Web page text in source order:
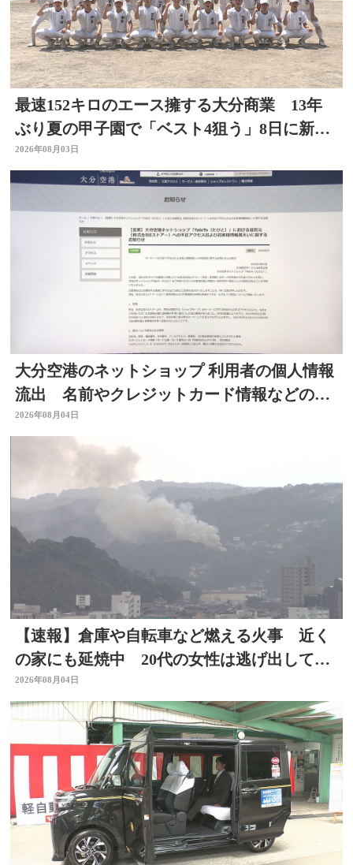
最速152キロのエース擁する大分商業 13年
ぶり夏の甲子園で「ベスト4狙う」8日に新潟
代表と対戦
2026年08月03日
大分空港のネットショップ 利用者の個人情報
流出 名前やクレジットカード情報などの可
能性 大分
2026年08月04日
【速報】倉庫や自転車など燃える火事 近く
の家にも延焼中 20代の女性は逃げ出して無
事 大分
2026年08月04日